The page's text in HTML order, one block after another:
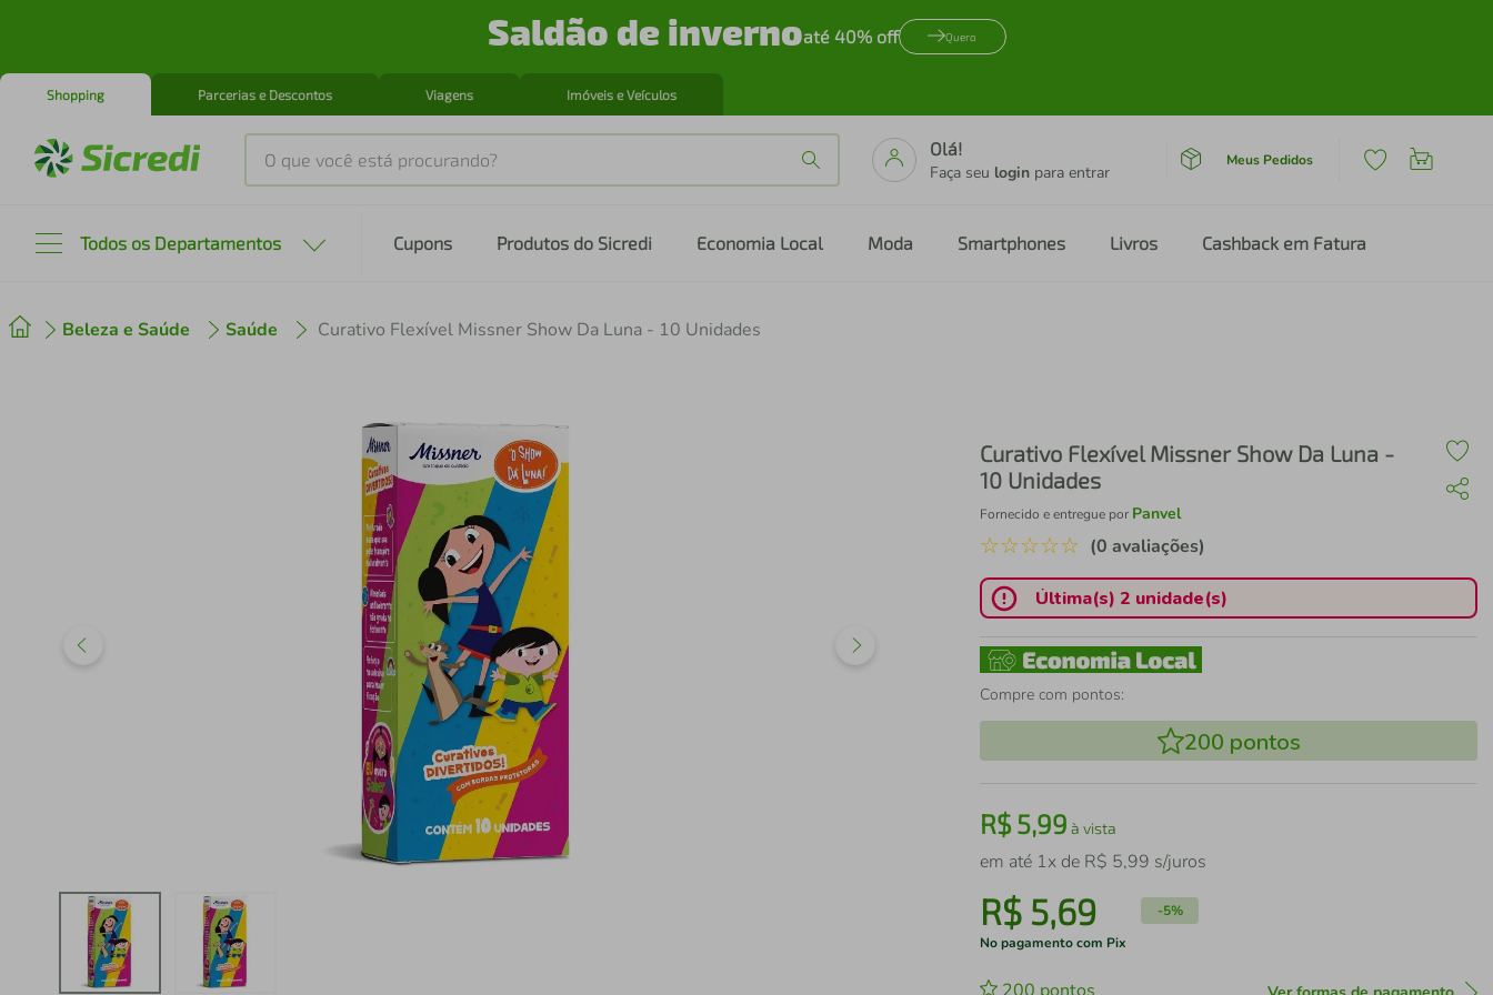
Saldão de invernoaté 40% off Quero
Shopping Parcerias e Descontos Viagens Imóveis e Veículos
O que você está procurando?
Olá!
Faça seu login para entrar
Meus Pedidos
Todos os Departamentos Cupons Produtos do Sicredi Economia Local Moda Smartphones Livros Cashback em Fatura
Beleza e Saúde Saúde Curativo Flexível Missner Show Da Luna - 10 Unidades
Curativo Flexível Missner Show Da Luna -
10 Unidades
Fornecido e entregue por Panvel
☆☆☆☆☆ (0 avaliações)
Última(s) 2 unidade(s)
Compre com pontos:
200 pontos
R$5,99 à vista
em até 1x de R$ 5,99 s/juros
R$ 5,69 -5%
No pagamento com Pix
2º cafeteira